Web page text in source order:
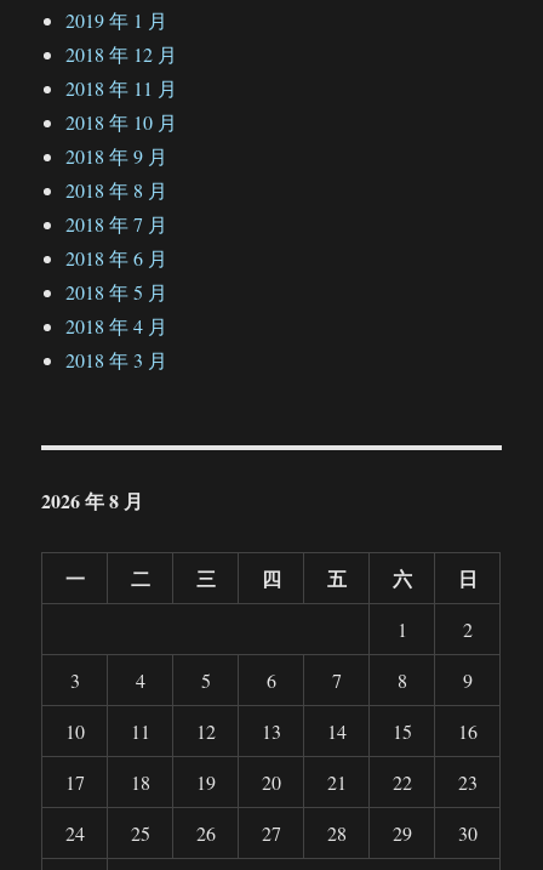
2019 年 1 月
2018 年 12 月
2018 年 11 月
2018 年 10 月
2018 年 9 月
2018 年 8 月
2018 年 7 月
2018 年 6 月
2018 年 5 月
2018 年 4 月
2018 年 3 月
2026 年 8 月
一 二 三 四 五 六 日
1
2
3
4 5 6 7 8
9
10
11 12 13 14 15
16
17
18 19 20 21 22
23
24
25 26 27 28 29
30